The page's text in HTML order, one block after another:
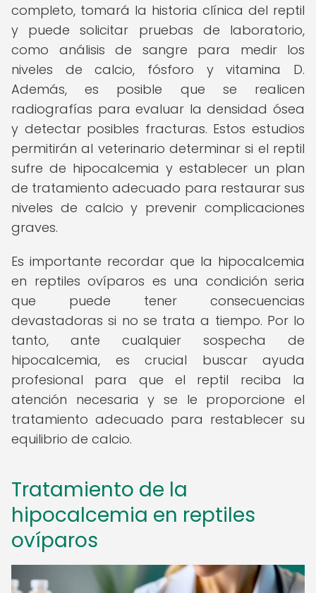
completo, tomará la historia clínica del reptil
y puede solicitar pruebas de laboratorio,
como análisis de sangre para medir los
niveles de calcio, fósforo y vitamina D.
Además, es posible que se realicen
radiografías para evaluar la densidad ósea
y detectar posibles fracturas. Estos estudios
permitirán al veterinario determinar si el reptil
sufre de hipocalcemia y establecer un plan
de tratamiento adecuado para restaurar sus
niveles de calcio y prevenir complicaciones
graves.
Es importante recordar que la hipocalcemia
en reptiles ovíparos es una condición seria
que puede tener consecuencias
devastadoras si no se trata a tiempo. Por lo
tanto, ante cualquier sospecha de
hipocalcemia, es crucial buscar ayuda
profesional para que el reptil reciba la
atención necesaria y se le proporcione el
tratamiento adecuado para restablecer su
equilibrio de calcio.
Tratamiento de la
hipocalcemia en reptiles
ovíparos